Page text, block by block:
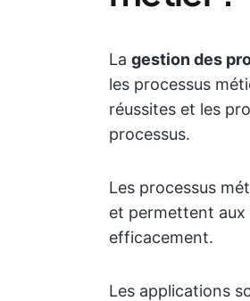
La gestion des
les processus
réussites et les
processus.
Les processus
et permettent aux
efficacement.
Les applications